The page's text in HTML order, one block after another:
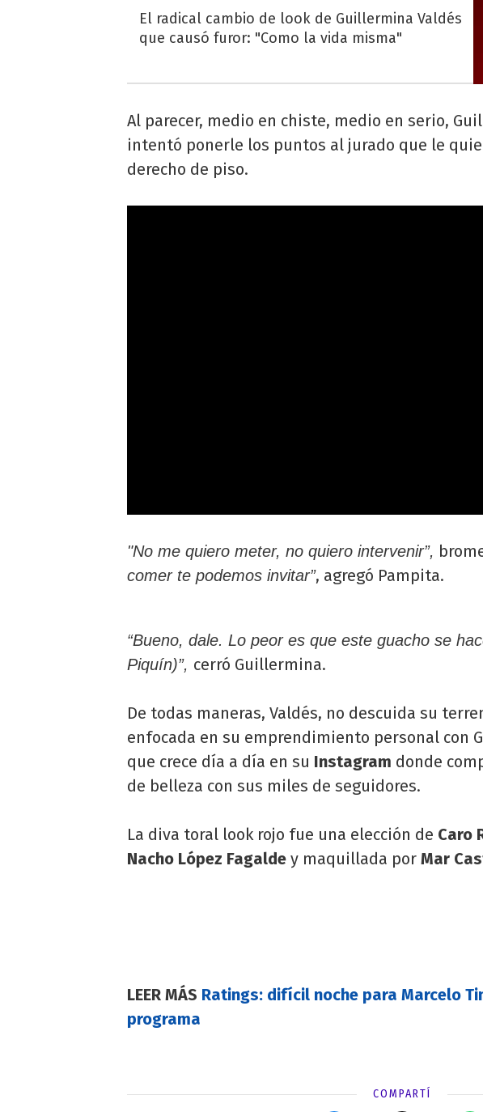
El radical cambio de look de Guillermina Valdés
que causó furor: "Como la vida misma"
Al parecer, medio en chiste, medio en serio,
intentó ponerle los puntos al jurado que le
derecho de piso.
"No me quiero meter, no quiero intervenir”,
comer te podemos invitar”, agregó Pampita.
“Bueno, dale. Lo peor es que este guacho se
Piquín)”, cerró Guillermina.
De todas maneras, Valdés, no descuida su
enfocada en su emprendimiento personal con
que crece día a día en su Instagram donde
de belleza con sus miles de seguidores.
La diva toral look rojo fue una elección de Caro
Nacho López Fagalde y maquillada por Mar
LEER MÁS Ratings: difícil noche para Marcelo
programa
COMPARTÍ